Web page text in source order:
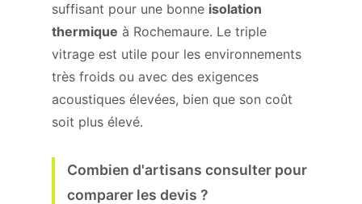
suffisant pour une bonne isolation
thermique à Rochemaure. Le triple
vitrage est utile pour les environnements
très froids ou avec des exigences
acoustiques élevées, bien que son coût
soit plus élevé.
Combien d'artisans consulter pour
comparer les devis ?